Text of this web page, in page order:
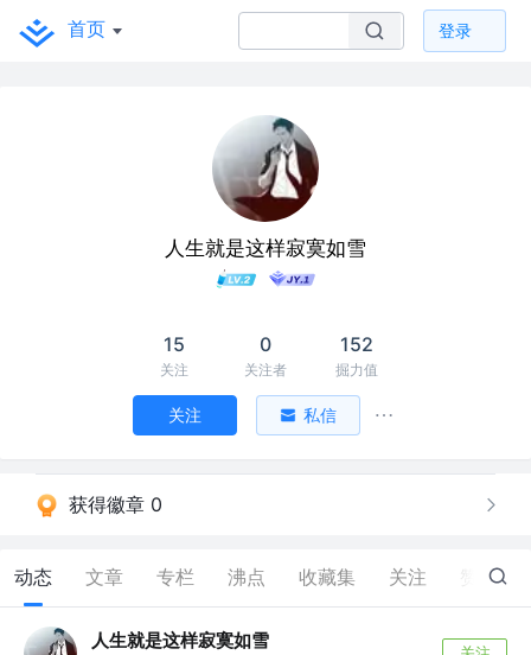
首页 登录
人生就是这样寂寞如雪
15
关注
0
关注者
152
掘力值
关注 私信
获得徽章 0
动态 文章 专栏 沸点 收藏集 关注 0
人生就是这样寂寞如雪